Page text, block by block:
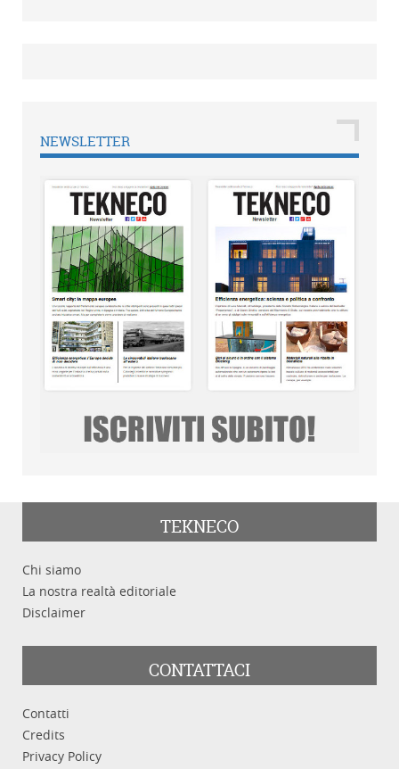
NEWSLETTER
TEKNECO
Chi siamo
La nostra realtà editoriale
Disclaimer
CONTATTACI
Contatti
Credits
Privacy Policy